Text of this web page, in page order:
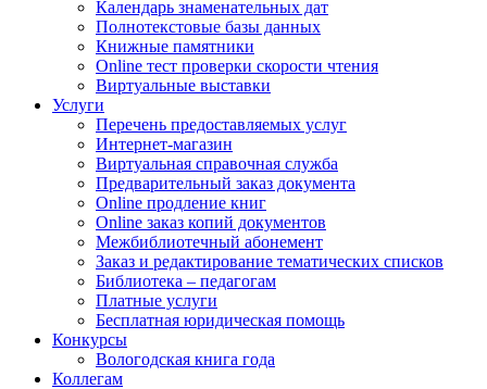
Календарь знаменательных дат
Полнотекстовые базы данных
Книжные памятники
Online тест проверки скорости чтения
Виртуальные выставки
Услуги
Перечень предоставляемых услуг
Интернет-магазин
Виртуальная справочная служба
Предварительный заказ документа
Online продление книг
Online заказ копий документов
Межбиблиотечный абонемент
Заказ и редактирование тематических списков
Библиотека – педагогам
Платные услуги
Бесплатная юридическая помощь
Конкурсы
Вологодская книга года
Коллегам